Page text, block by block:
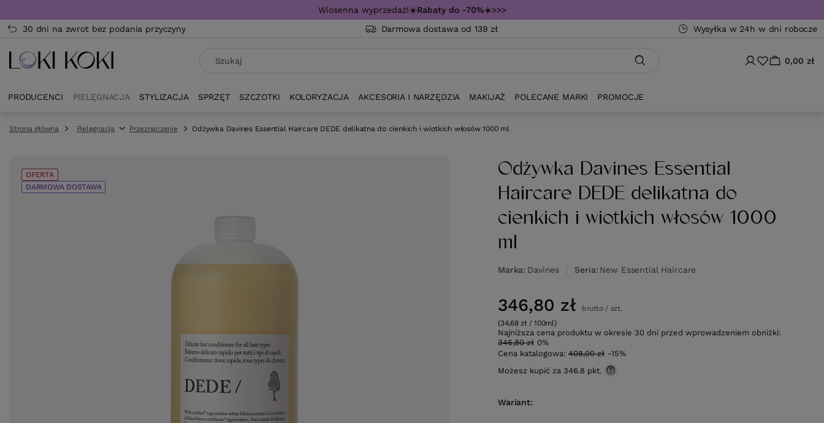
Wiosenna wyprzedaż!☀️Rabaty do -70%☀️>>>
30 dni na zwrot bez podania przyczyny
Darmowa dostawa od 139 zł Wysyłka w 24h w dni robocze
0,00 zł
PRODUCENCI PIELĘGNACJA STYLIZACJA SPRZĘT SZCZOTKI KOLORYZACJA AKCESORIA I NARZĘDZIA MAKIJAŻ POLECANE MARKI PROMOCJE
Strona główna Pielęgnacja Przeznaczenie Odżywka Davines Essential Haircare DEDE delikatna do cienkich i wiotkich włosów 1000 ml
OFERTA
DARMOWA DOSTAWA
Odżywka Davines Essential
Haircare DEDE delikatna do
cienkich i wiotkich włosów 1000
ml
Marka Davines Seria New Essential Haircare
Wariant
346,80 zł brutto/ szt.
(34,68 zł / 100ml)
Najniższa cena produktu w okresie 30 dni przed wprowadzeniem obniżki:
346,80 zł 0%
Cena katalogowa: 408,00 zł -15%
Możesz kupić za 346.8 pkt.